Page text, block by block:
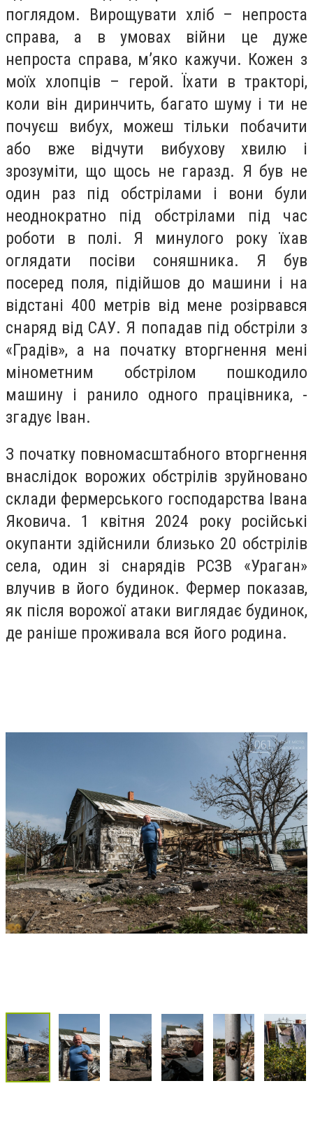
поглядом. Вирощувати хліб – непроста
справа, а в умовах війни це дуже
непроста справа, м’яко кажучи. Кожен з
моїх хлопців – герой. Їхати в тракторі,
коли він диринчить, багато шуму і ти не
почуєш вибух, можеш тільки побачити
або вже відчути вибухову хвилю і
зрозуміти, що щось не гаразд. Я був не
один раз під обстрілами і вони були
неоднократно під обстрілами під час
роботи в полі. Я минулого року їхав
оглядати посіви соняшника. Я був
посеред поля, підійшов до машини і на
відстані 400 метрів від мене розірвався
снаряд від САУ. Я попадав під обстріли з
«Градів», а на початку вторгнення мені
мінометним обстрілом пошкодило
машину і ранило одного працівника, -
згадує Іван.
З початку повномасштабного вторгнення
внаслідок ворожих обстрілів зруйновано
склади фермерського господарства Івана
Яковича. 1 квітня 2024 року російські
окупанти здійснили близько 20 обстрілів
села, один зі снарядів РСЗВ «Ураган»
влучив в його будинок. Фермер показав,
як після ворожої атаки виглядає будинок,
де раніше проживала вся його родина.